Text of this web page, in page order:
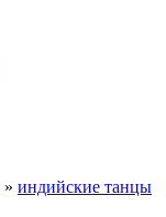
» индийские танцы